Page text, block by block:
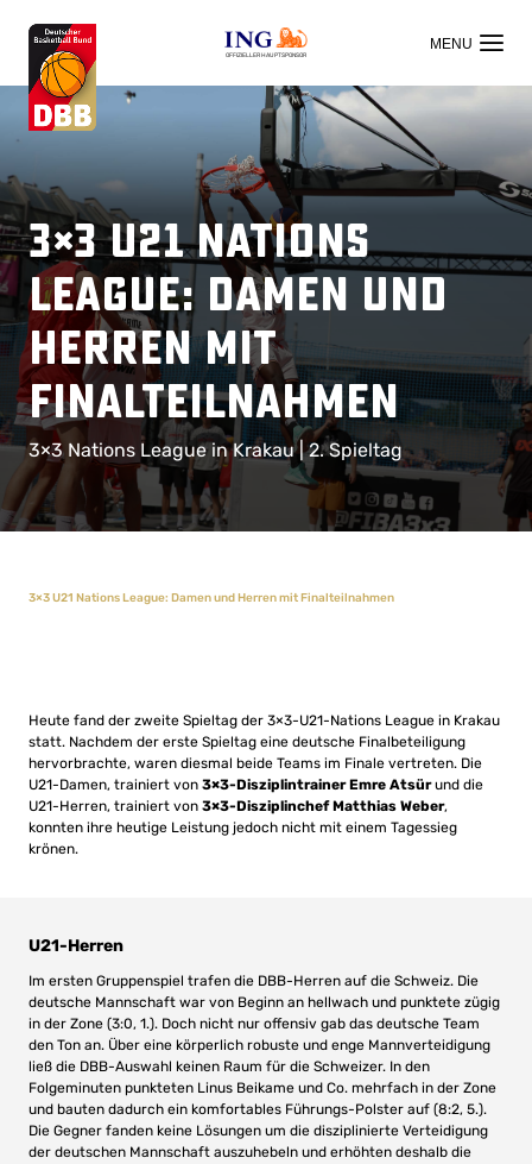
OFFIZIELLER HAUPTSPONSOR
3×3 U21 Nations
League: Damen und
Herren mit
Finalteilnahmen
3×3 Nations League in Krakau | 2. Spieltag
3×3 U21 Nations League: Damen und Herren mit Finalteilnahmen
Heute fand der zweite Spieltag der 3×3-U21-Nations League in Krakau
statt. Nachdem der erste Spieltag eine deutsche Finalbeteiligung
hervorbrachte, waren diesmal beide Teams im Finale vertreten. Die
U21-Damen, trainiert von 3×3-Disziplintrainer Emre Atsürund die
U21-Herren, trainiert von 3×3-Disziplinchef Matthias Weber,
konnten ihre heutige Leistung jedoch nicht mit einem Tagessieg
krönen.
U21-Herren
Im ersten Gruppenspiel trafen die DBB-Herren auf die Schweiz. Die
deutsche Mannschaft war von Beginn an hellwach und punktete zügig
in der Zone (3:0, 1.). Doch nicht nur offensiv gab das deutsche Team
den Ton an. Über eine körperlich robuste und enge Mannverteidigung
ließ die DBB-Auswahl keinen Raum für die Schweizer. In den
Folgeminuten punkteten Linus Beikame und Co. mehrfach in der Zone
und bauten dadurch ein komfortables Führungs-Polster auf (8:2, 5.).
Die Gegner fanden keine Lösungen um die disziplinierte Verteidigung
der deutschen Mannschaft auszuhebeln und erhöhten deshalb die